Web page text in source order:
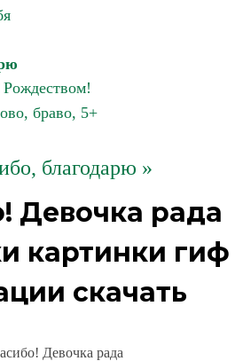
браво, 5+
благодарю »
Девочка рада
картинки гиф
скачать
Девочка рада